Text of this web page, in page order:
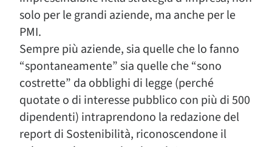
solo per le grandi aziende, ma anche per le
PMI.
Sempre più aziende, sia quelle che lo fanno
“spontaneamente” sia quelle che “sono
costrette” da obblighi di legge (perché
quotate o di interesse pubblico con più di 500
dipendenti) intraprendono la redazione del
report di Sostenibilità, riconoscendone il